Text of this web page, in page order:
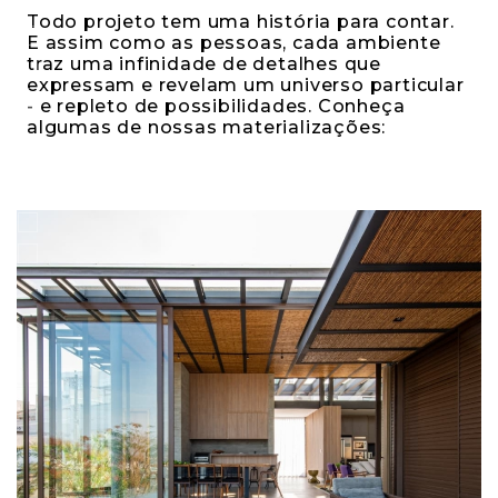
Todo projeto tem uma história para contar.
E assim como as pessoas, cada ambiente
traz uma infinidade de detalhes que
expressam e revelam um universo particular
- e repleto de possibilidades. Conheça
algumas de nossas materializações: